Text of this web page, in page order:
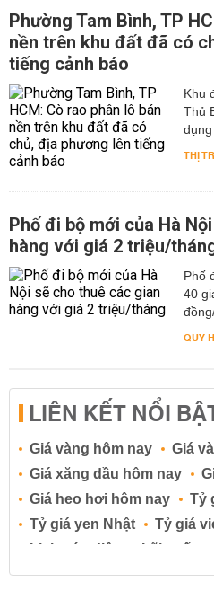
Phường Tam Bình, TP
nền trên khu đất đã có
tiếng cảnh báo
Khu
Thủ
THỊ
Phố đi bộ mới của Hà
hàng với giá 2 triệu/
Phố
40
QUY
LIÊN KẾT NỔI
Giá vàng hôm nay
Giá
Giá xăng dầu hôm nay
Giá heo hơi hôm nay
Tỷ
Tỷ giá yen Nhật
Tỷ giá
Lịch cúp điện
Lãi suất
Lãi suất tiết kiệm
Lãi